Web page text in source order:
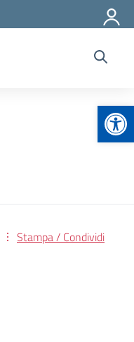
Stampa / Condividi